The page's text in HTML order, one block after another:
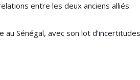
entre les deux anciens alliés.
Sénégal, avec son lot